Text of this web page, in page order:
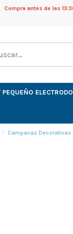
Compra antes de las
PEQUEÑO
Campanas Decorativas